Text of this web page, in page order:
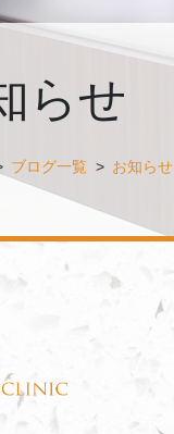
らせ
ブログ一覧 > お知らせ